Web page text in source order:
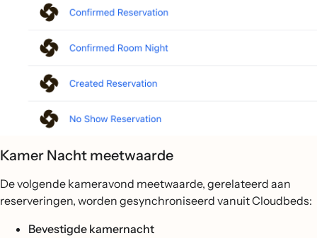
Kamer Nacht meetwaarde
De volgende kameravond meetwaarde, gerelateerd aan
reserveringen, worden gesynchroniseerd vanuit Cloudbeds:
Bevestigde kamernacht